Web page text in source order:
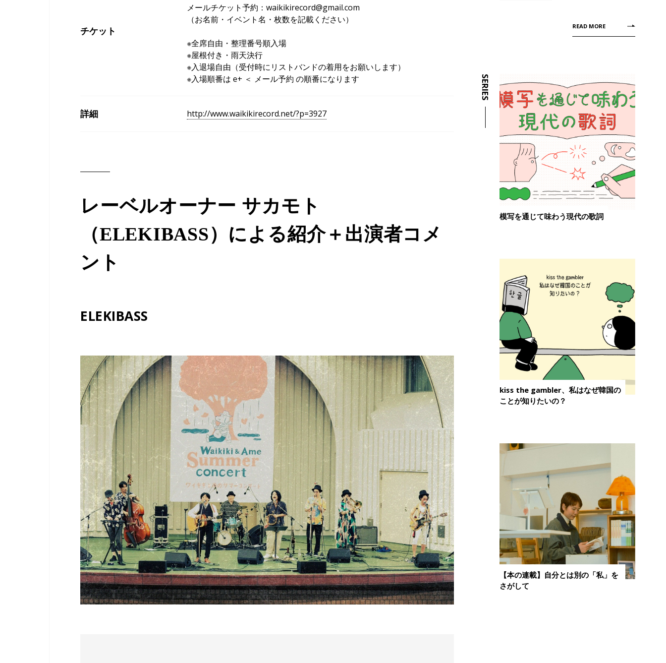
チケット
メールチケット予約：waikikirecord@gmail.com
（お名前・イベント名・枚数を記載ください）
※全席自由・整理番号順入場
※屋根付き・雨天決行
※入退場自由（受付時にリストバンドの着用をお願いします）
※入場順番は e+ ＜ メール予約 の順番になります
詳細 http://www.waikikirecord.net/?p=3927
レーベルオーナー サカモト
（ELEKIBASS）による紹介＋出演者コメ
ント
ELEKIBASS
READ MORE
SERIES
模写を通じて味わう現代の歌詞
kiss the gambler、私はなぜ韓国の
ことが知りたいの？
【本の連載】自分とは別の「私」を
さがして